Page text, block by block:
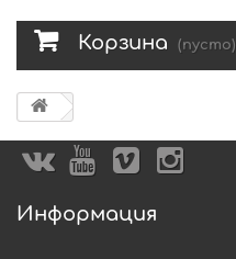
Корзина (пусто)
Информация